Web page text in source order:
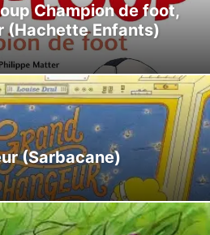
Champion de foot,
(Hachette Enfants)
(Sarbacane)